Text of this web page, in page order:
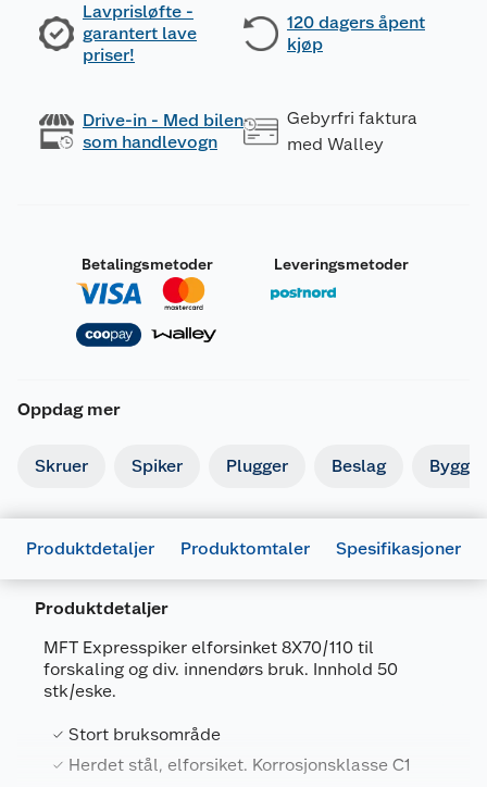
Lavprisløfte -
garantert lave
priser!
120 dagers åpent
kjøp
Drive-in - Med bilen
som handlevogn
Gebyrfri faktura
med Walley
Betalingsmetoder Leveringsmetoder
Oppdag mer
Skruer Spiker Plugger Beslag
Produktdetaljer Produktomtaler Spesifikasjoner
Produktdetaljer
MFT Expresspiker elforsinket 8X70/110 til
forskaling og div. innendørs bruk. Innhold 50
stk/eske.
Stort bruksområde
Herdet stål, elforsiket. Korrosjonsklasse C1
Artikkelnummer
Leverandørens artikkelnummer
879005